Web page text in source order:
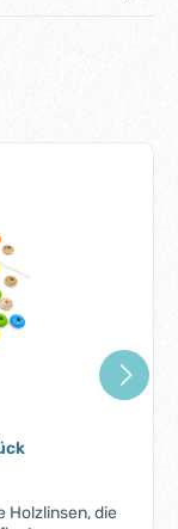
von 5 von 5
Holzlinsen, die